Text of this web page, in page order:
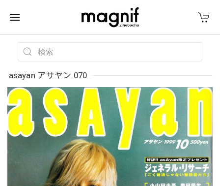
asayan アサヤン 070